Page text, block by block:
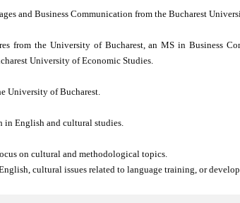
and Business Communication from the Bucharest
from the University of Bucharest, an MS in Business
University of Economic Studies.
University of Bucharest.
in English and cultural studies.
on cultural and methodological topics.
cultural issues related to language training, or